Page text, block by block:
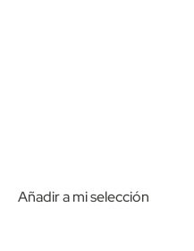
Añadir a mi selección